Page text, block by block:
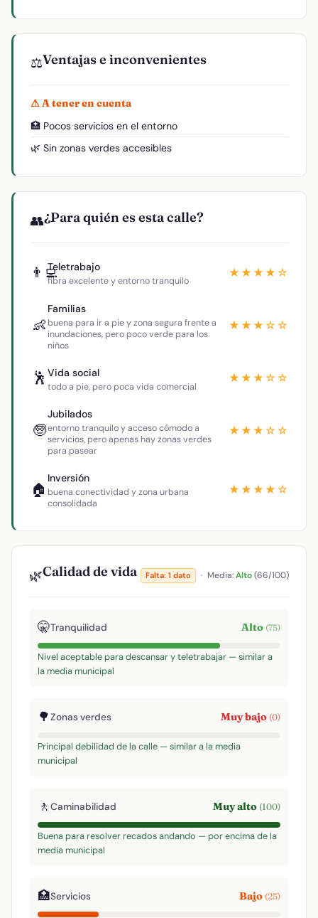
⚖️Ventajas e inconvenientes
⚠ A tener en cuenta
🏥 Pocos servicios en el entorno
🌿 Sin zonas verdes accesibles
👥¿Para quién es esta calle?
👨‍💻Teletrabajo
fibra excelente y entorno tranquilo
★★★★☆
👶
Familias
buena para ir a pie y zona segura frente a
inundaciones, pero poco verde para los
niños
★★★☆☆
🕺 Vida social
todo a pie, pero poca vida comercial
★★★☆☆
🧓
Jubilados
entorno tranquilo y acceso cómodo a
servicios, pero apenas hay zonas verdes
para pasear
★★★☆☆
🏠
Inversión
buena conectividad y zona urbana
consolidada
★★★★☆
🌿Calidad de vida Falta: 1 dato · Media:Alto(66/100)
🤫Tranquilidad Alto (75)
Nivel aceptable para descansar y teletrabajar — similar a
la media municipal
🌳Zonas verdes Muy bajo (0)
Principal debilidad de la calle — similar a la media
municipal
🚶 Caminabilidad Muy alto (100)
Buena para resolver recados andando — por encima de la
media municipal
🏥Servicios Bajo (25)